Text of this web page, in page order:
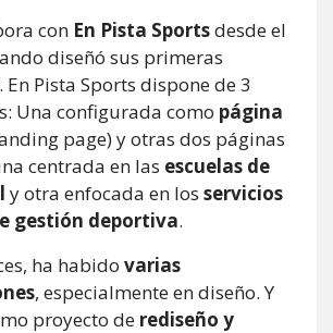
con En Pista Sportsdesde el
diseñó sus primeras
Pista Sports dispone de 3
Una configurada como página
page) y otras dos páginas
centrada en las escuelas de
y otra enfocada en los servicios
gestión deportiva.
ha habido varias
, especialmente en diseño. Y
proyecto de rediseño y